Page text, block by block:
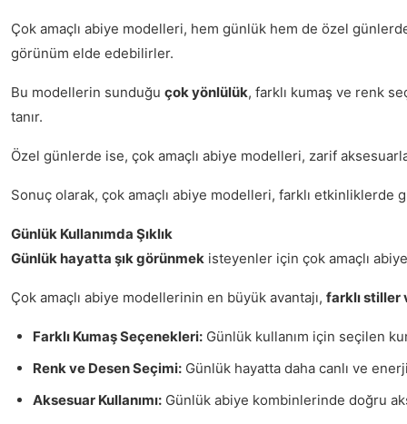
Çok amaçlı abiye modelleri, hem günlük hem de özel
görünüm elde edebilirler.
Bu modellerin sunduğu çok yönlülük, farklı kumaş ve renk
tanır.
Özel günlerde ise, çok amaçlı abiye modelleri, zarif
Sonuç olarak, çok amaçlı abiye modelleri, farklı etkinliklerde
Günlük Kullanımda Şıklık
Günlük hayatta şık görünmek isteyenler için çok amaçlı
Çok amaçlı abiye modellerinin en büyük avantajı, farklı stiller
Farklı Kumaş Seçenekleri: Günlük kullanım için seçilen
Renk ve Desen Seçimi: Günlük hayatta daha canlı ve
Aksesuar Kullanımı: Günlük abiye kombinlerinde doğru